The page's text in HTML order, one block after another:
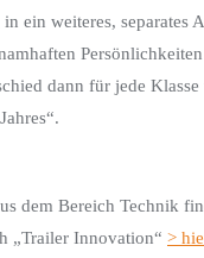
ein weiteres, separates
dann für jede Klasse
dem Bereich Technik
„Trailer Innovation“ >